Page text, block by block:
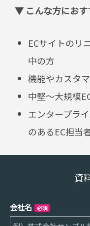
▼ こんな方におす
ECサイトのリ
中の方
機能やカスタ
中堅～大規模
エンタープラ
のあるEC担当
資
会社名 必須